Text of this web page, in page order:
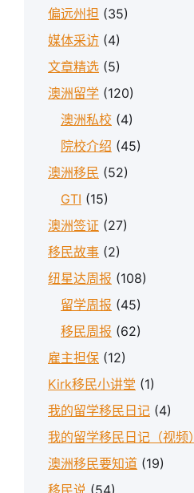
偏远州担 (35)
媒体采访 (4)
文章精选 (5)
澳洲留学 (120)
澳洲私校 (4)
院校介绍 (45)
澳洲移民 (52)
GTI (15)
澳洲签证 (27)
移民故事 (2)
纽星达周报 (108)
留学周报 (45)
移民周报 (62)
雇主担保 (12)
Kirk移民小讲堂 (1)
我的留学移民日记 (4)
我的留学移民日记（视频）
澳洲移民要知道 (19)